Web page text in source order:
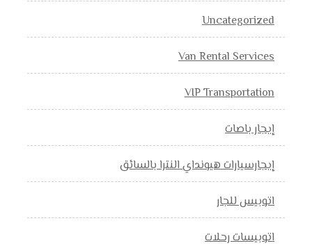
Uncategorized
Van Rental Services
VIP Transportation
إيجار باصات
إيجارسيارات هيونداي النترا بالسائق
اتوبيس للجار
اتوبيسات رحلات